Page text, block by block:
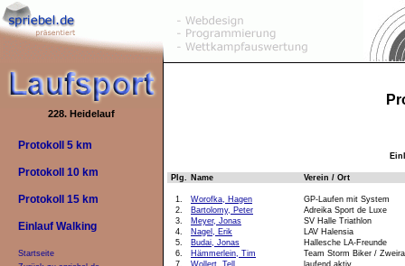
228. Heidelauf
Protokoll 5 km
Protokoll 10 km
Protokoll 15 km
Einlauf Walking
Startseite
Plg. Name Verein / Ort
1. Worofka, Hagen
GP-Laufen mit System
2.
Bartolomy, Peter
Adreika Sport de Luxe
3.
Meyer, Jonas
SV Halle Triathlon
4.
Nagel, Erik
LAV Halensia
5.
Budai, Jonas
Hallesche LA-Freunde
6.
Hämmerlein, Tim
Team Storm Biker /
7.
Wollert, Tell
laufend aktiv